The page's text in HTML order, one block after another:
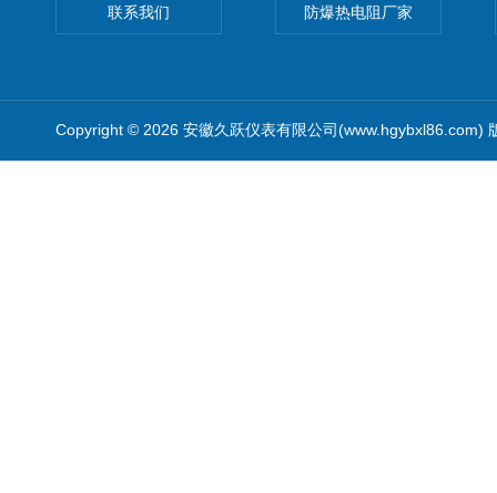
联系我们 防爆热电阻厂家
Copyright © 2026 安徽久跃仪表有限公司(www.hgybxl86.com)